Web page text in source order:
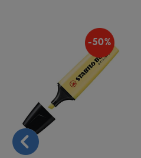
-50%